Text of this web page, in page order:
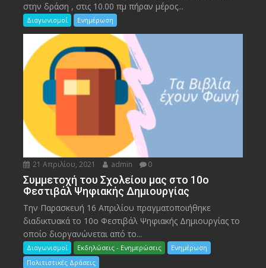
στην δράση , στις 10.00 πμ πήραν μέρος...
Διαγωνισμοί Ενημέρωση
21 Απριλίου, 2021 admin 0
Συμμετοχή του Σχολείου μας στο 10ο
Φεστιβάλ Ψηφιακής Δημιουργίας
Την Παρασκευή 16 Απριλίου πραγματοποιήθηκε
διαδικτυακά το 10ο Φεστιβάλ Ψηφιακής Δημιουργίας το
οποίο διοργανώνεται από το...
Διαγωνισμοί Εκδηλώσεις - Ενημερώσεις
Ενημέρωση
Πολιτιστικές Δράσεις